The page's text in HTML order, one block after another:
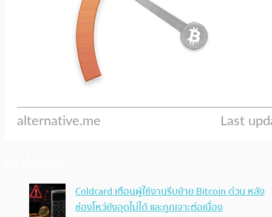
Coldcard เตือนผู้ใช้งานรีบย้าย Bitcoin ด่วน หลัง
ช่องโหว่ยังอุดไม่ได้ และถูกเจาะต่อเนื่อง